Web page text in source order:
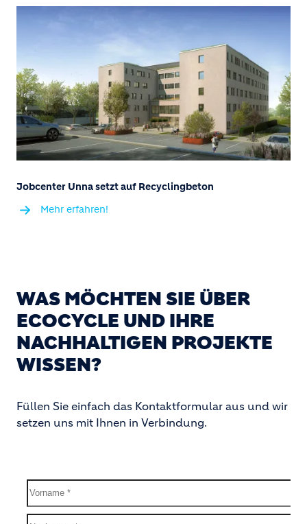
Jobcenter Unna setzt auf Recyclingbeton
Mehr erfahren!
WAS MÖCHTEN SIE ÜBER
ECOCYCLE UND IHRE
NACHHALTIGEN PROJEKTE
WISSEN?
Füllen Sie einfach das Kontaktformular aus und wir
setzen uns mit Ihnen in Verbindung.